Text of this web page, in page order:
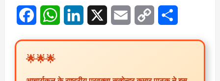
FacebookWhatsAppLinkedIn Email
Copy
🌟🌟🌟